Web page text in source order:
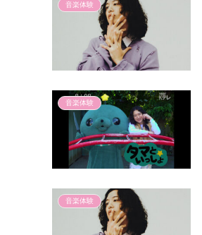
音楽体験
音楽体験
音楽体験